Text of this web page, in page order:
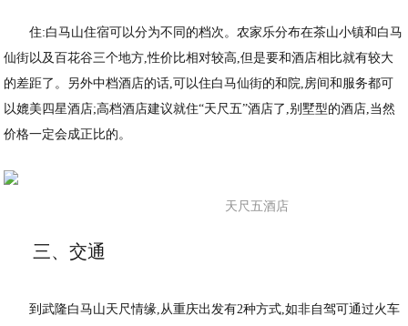
住:白马山住宿可以分为不同的档次。农家乐分布在茶山小镇和白马
仙街以及百花谷三个地方,性价比相对较高,但是要和酒店相比就有较大
的差距了。另外中档酒店的话,可以住白马仙街的和院,房间和服务都可
以媲美四星酒店;高档酒店建议就住“天尺五”酒店了,别墅型的酒店,当然
价格一定会成正比的。
天尺五酒店
三、交通
到武隆白马山天尺情缘,从重庆出发有2种方式,如非自驾可通过火车